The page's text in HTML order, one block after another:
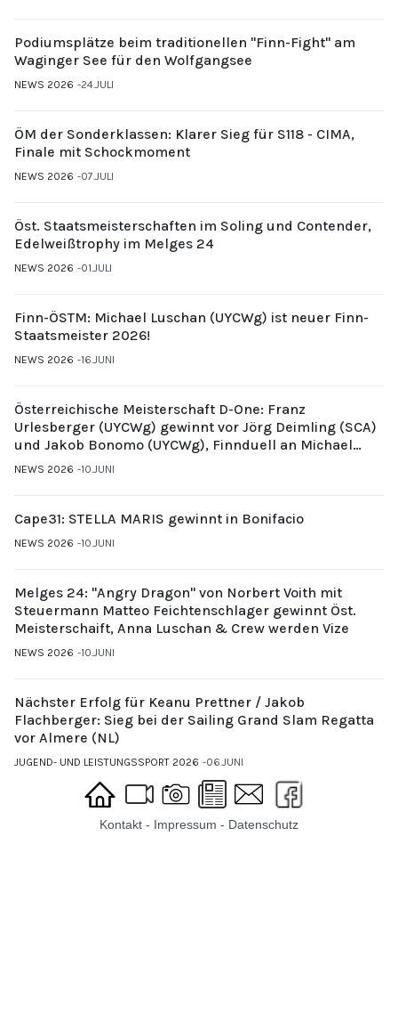
Podiumsplätze beim traditionellen "Finn-Fight" am
Waginger See für den Wolfgangsee
NEWS 2026 24.JULI
ÖM der Sonderklassen: Klarer Sieg für S118 - CIMA,
Finale mit Schockmoment
NEWS 2026 07.JULI
Öst. Staatsmeisterschaften im Soling und Contender,
Edelweißtrophy im Melges 24
NEWS 2026 01.JULI
Finn-ÖSTM: Michael Luschan (UYCWg) ist neuer Finn-
Staatsmeister 2026!
NEWS 2026 16.JUNI
Österreichische Meisterschaft D-One: Franz
Urlesberger (UYCWg) gewinnt vor Jörg Deimling (SCA)
und Jakob Bonomo (UYCWg), Finnduell an Michael
Gubi (UYCMo)
NEWS 2026 10.JUNI
Cape31: STELLA MARIS gewinnt in Bonifacio
NEWS 2026 10.JUNI
Melges 24: "Angry Dragon" von Norbert Voith mit
Steuermann Matteo Feichtenschlager gewinnt Öst.
Meisterschaift, Anna Luschan & Crew werden Vize
NEWS 2026 10.JUNI
Nächster Erfolg für Keanu Prettner / Jakob
Flachberger: Sieg bei der Sailing Grand Slam Regatta
vor Almere (NL)
JUGEND- UND LEISTUNGSSPORT 2026 06.JUNI
Kontakt - Impressum - Datenschutz